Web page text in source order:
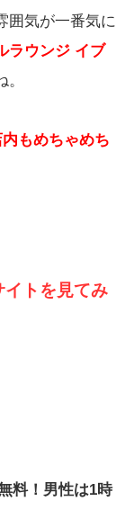
囲気が一番気に
ラウンジ イブ
内もめちゃめち
イトを見てみ
料！男性は1時